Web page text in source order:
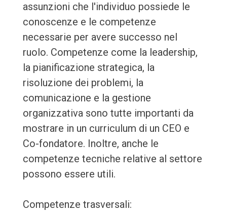
assunzioni che l'individuo possiede le
conoscenze e le competenze
necessarie per avere successo nel
ruolo. Competenze come la leadership,
la pianificazione strategica, la
risoluzione dei problemi, la
comunicazione e la gestione
organizzativa sono tutte importanti da
mostrare in un curriculum di un CEO e
Co-fondatore. Inoltre, anche le
competenze tecniche relative al settore
possono essere utili.
Competenze trasversali: